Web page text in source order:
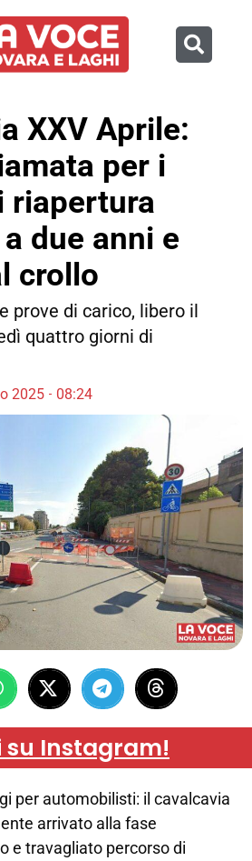
XXV Aprile:
per i
riapertura
due anni e
crollo
prove di carico, libero il
quattro giorni di
2025 08:24
su Instagram!
per automobilisti: il cavalcavia
arrivato alla fase
e travagliato percorso di